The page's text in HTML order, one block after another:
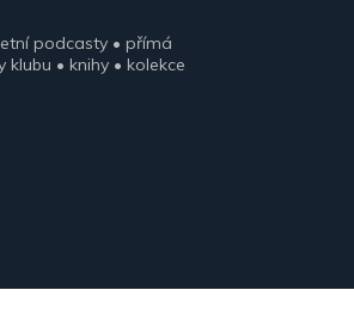
podcasty • přímá
• knihy • kolekce